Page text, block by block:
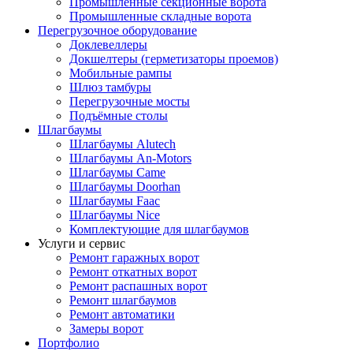
Промышленные складные ворота
Перегрузочное оборудование
Доклевеллеры
Докшелтеры (герметизаторы проемов)
Мобильные рампы
Шлюз тамбуры
Перегрузочные мосты
Подъёмные столы
Шлагбаумы
Шлагбаумы Alutech
Шлагбаумы An-Motors
Шлагбаумы Came
Шлагбаумы Doorhan
Шлагбаумы Faac
Шлагбаумы Nice
Комплектующие для шлагбаумов
Услуги и сервис
Ремонт гаражных ворот
Ремонт откатных ворот
Ремонт распашных ворот
Ремонт шлагбаумов
Ремонт автоматики
Замеры ворот
Портфолио